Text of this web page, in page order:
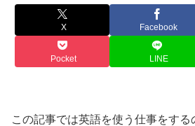
X Facebook
Pocket LINE
この記事では英語を使う仕事をす